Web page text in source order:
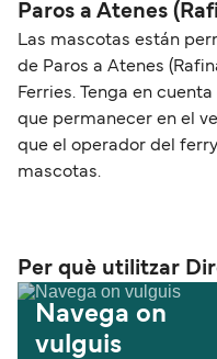
Paros a Atenes
Las mascotas están
de Paros a Atenes
Ferries. Tenga en
que permanecer en el
que el operador del
mascotas.
Per què utilitzar
Navega on
vulguis